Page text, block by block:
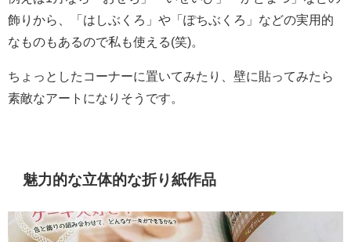
飾りから、「はしぶくろ」や「ぽちぶくろ」などの実用的
なものもあるので私も使える(笑)。
ちょっとしたコーナーに置いてみたり、壁に貼ってみたら
素敵なアートになりそうです。
魅力的な立体的な折り紙作品